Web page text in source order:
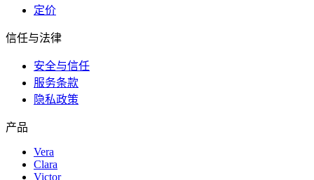
定价
信任与法律
安全与信任
服务条款
隐私政策
产品
Vera
Clara
Victor